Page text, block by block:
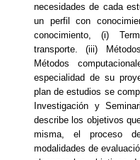
necesidades de cada
un perfil con
conocimiento, (i)
transporte. (iii)
Métodos
especialidad de su
plan de estudios se
Investigación y
describe los objetivos
misma, el proceso
modalidades de